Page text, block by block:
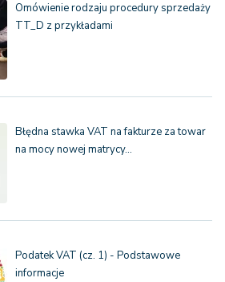
Omówienie rodzaju procedury sprzedaży
TT_D z przykładami
Błędna stawka VAT na fakturze za towar
na mocy nowej matrycy…
Podatek VAT (cz. 1) - Podstawowe
informacje